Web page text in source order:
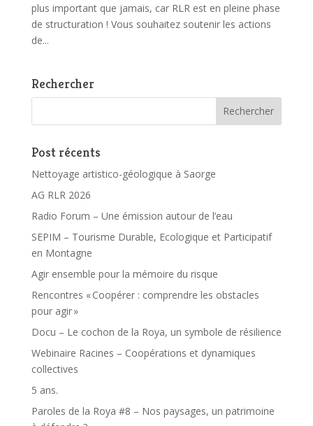
plus important que jamais, car RLR est en pleine phase
de structuration ! Vous souhaitez soutenir les actions
de...
Rechercher
Post récents
Nettoyage artistico-géologique à Saorge
AG RLR 2026
Radio Forum – Une émission autour de l’eau
SEPIM – Tourisme Durable, Ecologique et Participatif
en Montagne
Agir ensemble pour la mémoire du risque
Rencontres « Coopérer : comprendre les obstacles
pour agir »
Docu – Le cochon de la Roya, un symbole de résilience
Webinaire Racines – Coopérations et dynamiques
collectives
5 ans.
Paroles de la Roya #8 – Nos paysages, un patrimoine